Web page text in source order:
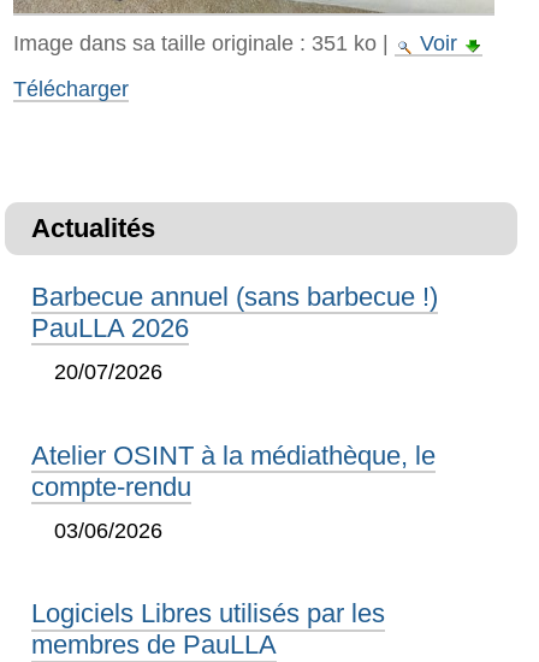
Image dans sa taille originale : 351 ko|
Voir
Télécharger
Actualités
Barbecue annuel (sans barbecue !)
PauLLA 2026
20/07/2026
Atelier OSINT à la médiathèque, le
compte-rendu
03/06/2026
Logiciels Libres utilisés par les
membres de PauLLA